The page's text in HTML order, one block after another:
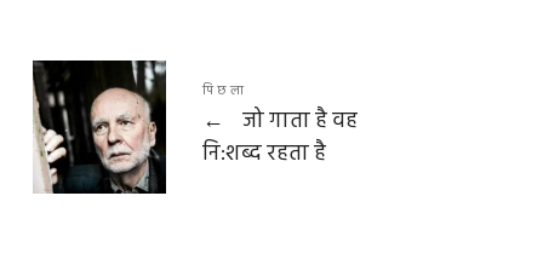
पिछला
←
जो गाता है वह
नि:शब्द रहता है